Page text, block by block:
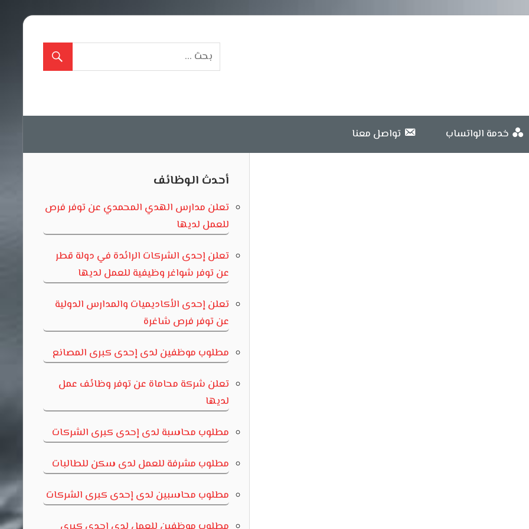
خدمة الواتساب تواصل معنا
أحدث الوظائف
تعلن مدارس الهدي المحمدي عن توفر فرص
للعمل لديها
تعلن إحدى الشركات الرائدة في دولة قطر
عن توفر شواغر وظيفية للعمل لديها
تعلن إحدى الأكاديميات والمدارس الدولية
عن توفر فرص شاغرة
مطلوب موظفين لدى إحدى كبرى المصانع
تعلن شركة محاماة عن توفر وظائف عمل
لديها
مطلوب محاسبة لدى إحدى كبرى الشركات
مطلوب مشرفة للعمل لدى سكن للطالبات
مطلوب محاسبين لدى إحدى كبرى الشركات